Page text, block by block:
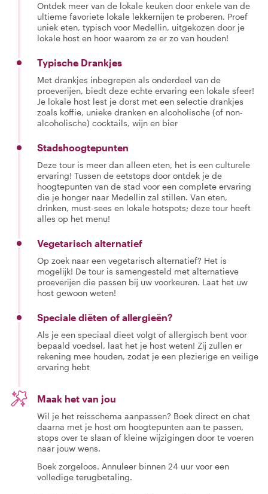
Ontdek meer van de lokale keuken door enkele van de
ultieme favoriete lokale lekkernijen te proberen. Proef
uniek eten, typisch voor Medellin, uitgekozen door je
lokale host en hoor waarom ze er zo van houden!
Typische Drankjes
Met drankjes inbegrepen als onderdeel van de
proeverijen, biedt deze echte ervaring een lokale sfeer!
Je lokale host lest je dorst met een selectie drankjes
zoals koffie, unieke dranken en alcoholische (of non-
alcoholische) cocktails, wijn en bier
Stadshoogtepunten
Deze tour is meer dan alleen eten, het is een culturele
ervaring! Tussen de eetstops door ontdek je de
hoogtepunten van de stad voor een complete ervaring
die je honger naar Medellin zal stillen. Van eten,
drinken, must-sees en lokale hotspots; deze tour heeft
alles op het menu!
Vegetarisch alternatief
Op zoek naar een vegetarisch alternatief? Het is
mogelijk! De tour is samengesteld met alternatieve
proeverijen die passen bij uw voorkeuren. Laat het uw
host gewoon weten!
Speciale diëten of allergieën?
Als je een speciaal dieet volgt of allergisch bent voor
bepaald voedsel, laat het je host weten! Zij zullen er
rekening mee houden, zodat je een plezierige en veilige
ervaring hebt
Maak het van jou
Wil je het reisschema aanpassen? Boek direct en chat
daarna met je host om hoogtepunten aan te passen,
stops over te slaan of kleine wijzigingen door te voeren
naar jouw wens.
Boek zorgeloos. Annuleer binnen 24 uur voor een
volledige terugbetaling.